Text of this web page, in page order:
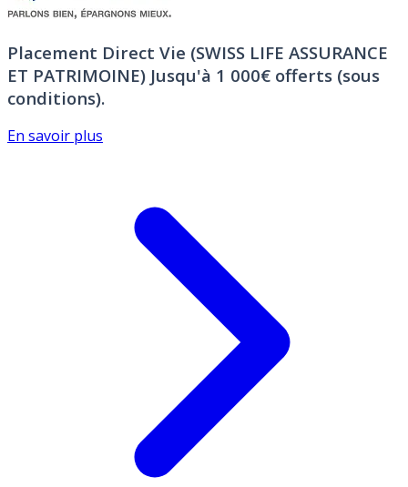
Placement Direct Vie (SWISS LIFE ASSURANCE
ET PATRIMOINE) Jusqu'à 1 000€ offerts (sous
conditions).
En savoir plus